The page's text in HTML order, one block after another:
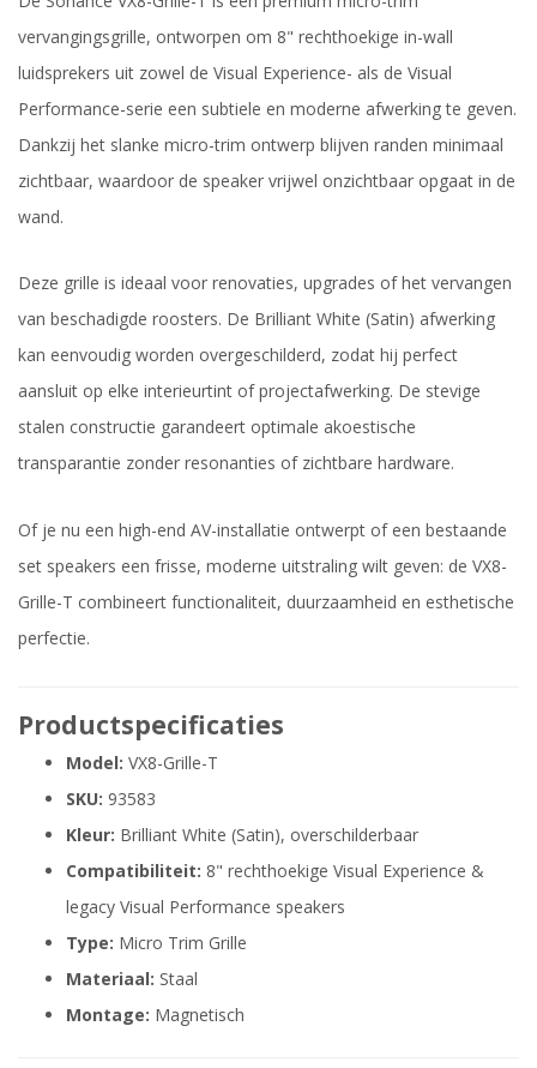
vervangingsgrille, ontworpen om 8" rechthoekige in-wall
luidsprekers uit zowel de Visual Experience- als de Visual
Performance-serie een subtiele en moderne afwerking te geven.
Dankzij het slanke micro-trim ontwerp blijven randen minimaal
zichtbaar, waardoor de speaker vrijwel onzichtbaar opgaat in de
wand.
Deze grille is ideaal voor renovaties, upgrades of het vervangen
van beschadigde roosters. De Brilliant White (Satin) afwerking
kan eenvoudig worden overgeschilderd, zodat hij perfect
aansluit op elke interieurtint of projectafwerking. De stevige
stalen constructie garandeert optimale akoestische
transparantie zonder resonanties of zichtbare hardware.
Of je nu een high-end AV-installatie ontwerpt of een bestaande
set speakers een frisse, moderne uitstraling wilt geven: de VX8-
Grille-T combineert functionaliteit, duurzaamheid en esthetische
perfectie.
Productspecificaties
Model: VX8-Grille-T
SKU: 93583
Kleur: Brilliant White (Satin), overschilderbaar
Compatibiliteit: 8" rechthoekige Visual Experience &
legacy Visual Performance speakers
Type: Micro Trim Grille
Materiaal: Staal
Montage: Magnetisch